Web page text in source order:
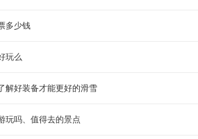
多少钱
玩么
解好装备才能更好的滑雪
玩吗、值得去的景点